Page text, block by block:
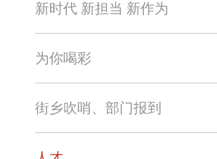
新时代 新担当 新作为
为你喝彩
街乡吹哨、部门报到